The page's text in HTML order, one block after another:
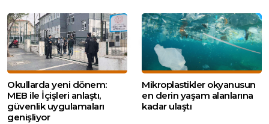
Okullarda yeni dönem:
MEB ile İçişleri anlaştı,
güvenlik uygulamaları
genişliyor
Mikroplastikler okyanusun
en derin yaşam alanlarına
kadar ulaştı